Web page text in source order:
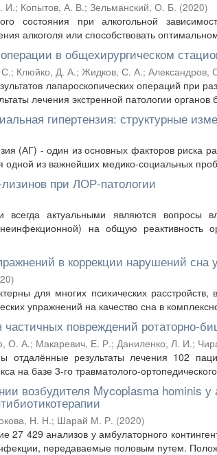
И.; Копытов, А. В.; Зельманский, О. Б. (2020)
состояния при алкогольной
алкоголя или способствовать
в общехирургическом
; Клюйко, Д. А.; Жидков, С. А.; Александров,
лапароскопических операций при
лечения экстренной патологии
гипертензия: структурные
(АГ) - один из основных факторов риска
одной из важнейших медико-социальных
при ЛОР-патологии
всегда актуальными являются вопросы
на общую реактивность
в коррекции нарушений сна
)
для многих психических
упражнений на качество сна в
повреждений ротаторно-
О. А.; Макаревич, Е. Р.; Даниленко, Л. И.;
отдалённые результаты лечения 102
на базе 3-го травматолого-
возбудителя Mycoplasma hominis
Н. Н.; Шарай М. Р. (2020)
27 429 анализов у амбулаторного
передаваемые половым путем.